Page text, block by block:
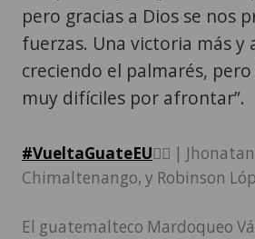
pero gracias a Dios se nos
fuerzas. Una victoria más y
creciendo el palmarés,
muy difíciles por afrontar”.
#VueltaGuateEU🚴‍♂️ |
Chimaltenango, y Robinson
El guatemalteco Mardoqueo